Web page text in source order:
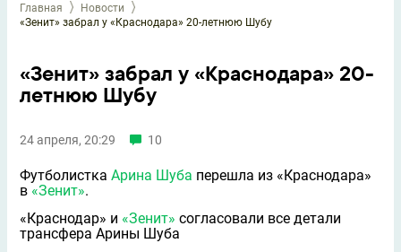
Главная
Новости
«Зенит» забрал у «Краснодара» 20-летнюю Шубу
«Зенит» забрал у «Краснодара» 20-
летнюю Шубу
24 апреля, 20:29 10
Футболистка Арина Шуба перешла из «Краснодара»
в «Зенит».
«Краснодар» и «Зенит» согласовали все детали
трансфера Арины Шуба